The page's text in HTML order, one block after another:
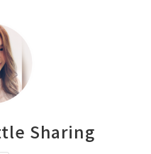
Sharing